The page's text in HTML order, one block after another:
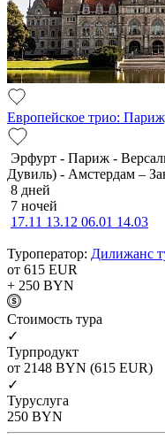
Европейское трио:
Эрфурт - Париж -
Дувиль) - Амстердам –
8 дней
7 ночей
17.11 13.12 06.01 14.03
Туроператор: Дилижанс
от 615 EUR
+ 250 BYN
Cтоимость тура
✓
Турпродукт
от 2148 BYN (615 EUR)
✓
Туруслуга
250 BYN